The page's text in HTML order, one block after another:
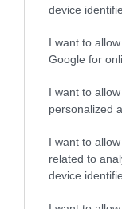
device
I want to
Google for
I want to
personalized
I want to
related to
device